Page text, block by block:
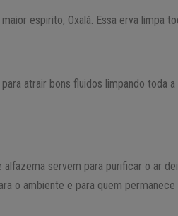
espirito, Oxalá. Essa erva limpa
atrair bons fluidos limpando toda
servem para purificar o ar
o ambiente e para quem permanece